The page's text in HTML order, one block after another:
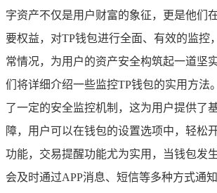
字资产不仅是用户财富的象征，更是他们
要权益，对TP钱包进行全面、有效的监控
常情况，为用户的资产安全构筑起一道坚
们将详细介绍一些监控TP钱包的实用方法
了一定的安全监控机制，这为用户提供了
障，用户可以在钱包的设置选项中，轻松
功能，交易提醒功能尤为实用，当钱包发
会及时通过APP消息、短信等多种方式通